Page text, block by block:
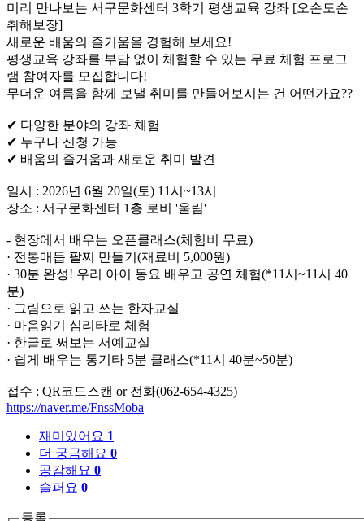
미리 만나보는 서구문화센터 3학기 평생교육 강좌 [오손도손
취해보장]
새로운 배움의 즐거움을 경험해 보세요!
평생교육 강좌를 부담 없이 체험할 수 있는 무료 체험 프로그
램 참여자를 모집합니다!
무더운 여름을 함께 보낼 취미를 만들어보시는 건 어떤가요??
✔ 다양한 분야의 강좌 체험
✔ 누구나 신청 가능
✔ 배움의 즐거움과 새로운 취미 발견
일시 : 2026년 6월 20일(토) 11시~13시
장소 : 서구문화센터 1층 로비 '울림'
- 현장에서 배우는 오픈클래스(체험비 무료)
· 전통매듭 팔찌 만들기(재료비 5,000원)
· 30분 완성! 우리 아이 동요 배우고 공연 체험(*11시~11시 40
분)
· 그림으로 읽고 쓰는 한자교실
· 마음읽기 심리타로 체험
· 한글로 써보는 서예교실
· 쉽게 배우는 통기타 5분 클래스(*11시 40분~50분)
접수 : QR코드스캔 or 전화(062-654-4325)
https://naver.me/FnssMoba
재미있어요 1
더 궁금해요 0
공감해요 0
슬퍼요 0
등록